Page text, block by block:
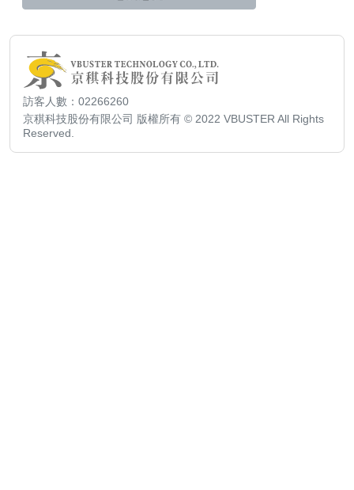
訪客人數：02266260
京稘科技股份有限公司 版權所有 © 2022 VBUSTER All Rights
Reserved.